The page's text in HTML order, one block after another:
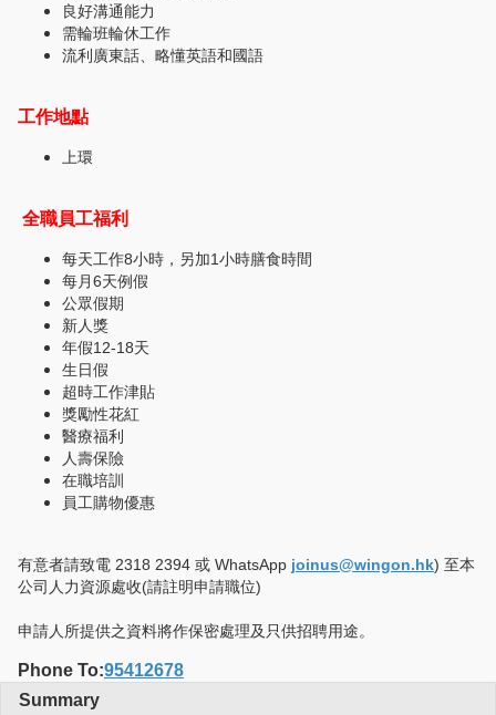
良好溝通能⼒
需輪班輪休工作
流利廣東話、略懂英語和國語
⼯作地點
上環
全職員⼯福利
每天⼯作8⼩時，另加1小時膳食時間
每⽉6天例假
​公眾假期
新人獎
年假12-18天
生日假
​超時工作津貼
獎勵性花紅
醫療福利
人壽保險
在職培訓
員工購物優惠
有意者請致電 2318 2394 或 WhatsApp joinus@wingon.hk) 至本
公司人力資源處收(請註明申請職位)
申請人所提供之資料將作保密處理及只供招聘用途。
Phone To:95412678
Summary